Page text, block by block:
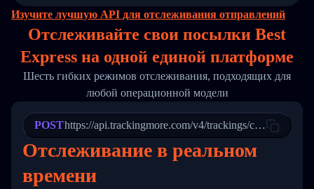
16
17
19
21
24
26
27
28
29
        "itemTimeLength": 2,
        "weblink": "",
        "trackinfo": [
          {
            "Date": "2017-03-08 04: 22: 00",
"StatusDescription": "Departed
          },
          {
            "Date": "2017-03-06 15:28:00",
"StatusDescription": "Shipment
"Details": "BEIJING-
          }
Изучите лучшую API для отслеживания отправлений
Отслеживайте свои посылки Best
Express на одной единой платформе
Шесть гибких режимов отслеживания, подходящих для
любой операционной модели
POSThttps://api.trackingmore.com/v4/trackings/create
Отслеживание в реальном
времени